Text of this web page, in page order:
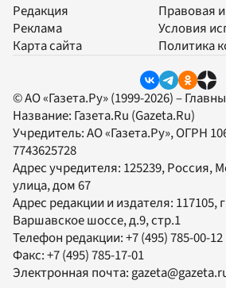
Редакция
Реклама
Карта сайта
Правовая
Условия
Политика
© АО «Газета.Ру» (1999-2026) –
Название: Газета.Ru (Gazeta.Ru)
Учредитель:АО «Газета.Ру», ОГРН
7743625728
Адрес учредителя: 125239, Россия,
улица, дом 67
Адрес редакции и издателя: 117105,
Варшавское шоссе, д.9, стр.1
Телефон редакции:+7 (495) 785-00-12
Факс:+7 (495) 785-17-01
Электронная почта: